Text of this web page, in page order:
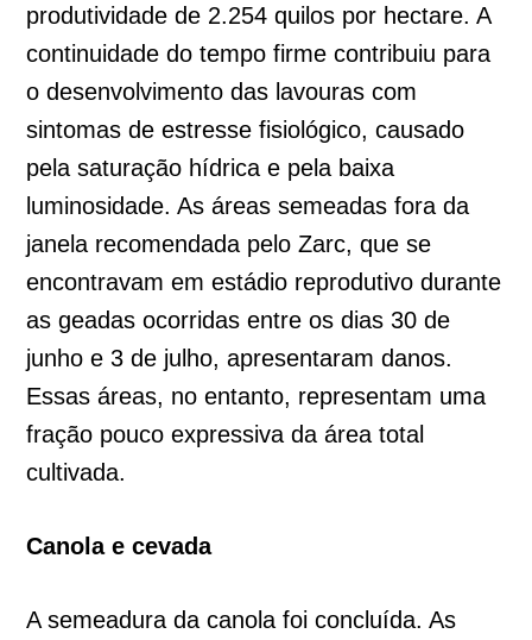
produtividade de 2.254 quilos por hectare. A
continuidade do tempo firme contribuiu para
o desenvolvimento das lavouras com
sintomas de estresse fisiológico, causado
pela saturação hídrica e pela baixa
luminosidade. As áreas semeadas fora da
janela recomendada pelo Zarc, que se
encontravam em estádio reprodutivo durante
as geadas ocorridas entre os dias 30 de
junho e 3 de julho, apresentaram danos.
Essas áreas, no entanto, representam uma
fração pouco expressiva da área total
cultivada.
Canola e cevada
A semeadura da canola foi concluída. As